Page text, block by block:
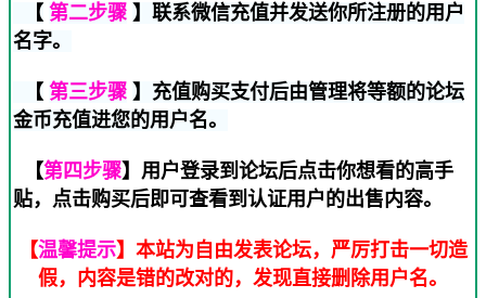
【 第二步骤 】联系微信充值并发送你所注册的用户
名字。
【 第三步骤 】充值购买支付后由管理将等额的论坛
金币充值进您的用户名。
【第四步骤】用户登录到论坛后点击你想看的高手
贴，点击购买后即可查看到认证用户的出售内容。
【温馨提示】本站为自由发表论坛，严厉打击一切造
假，内容是错的改对的，发现直接删除用户名。